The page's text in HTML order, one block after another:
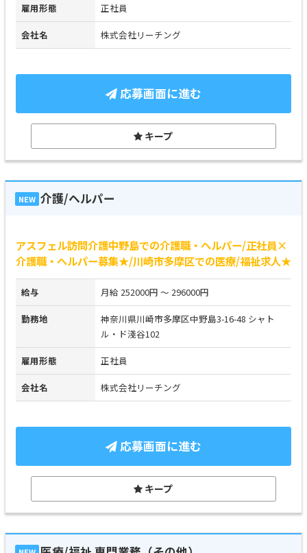
雇用形態 正社員
会社名 株式会社リーチング
応募画面に進む
キープ
NEW 介護/ヘルパー
アスフェル訪問介護中野島での介護職・ヘルパー/正社員×
介護職・ヘルパー募集★/川崎市多摩区での医療/福祉求人★
給与 月給 252000円 ～ 296000円
勤務地
神奈川県川崎市多摩区中野島3-16-48 シャト
ル・ド淺谷102
雇用形態 正社員
会社名 株式会社リーチング
応募画面に進む
キープ